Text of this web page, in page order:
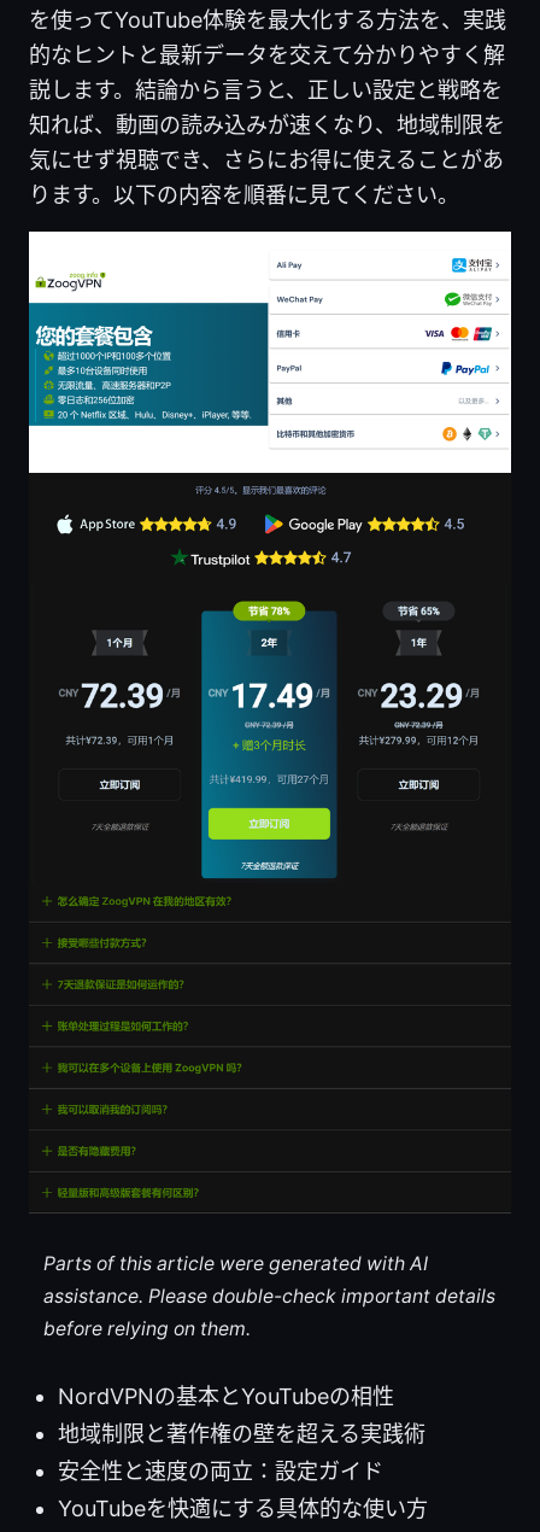
を使ってYouTube体験を最大化する方法を、実践
的なヒントと最新データを交えて分かりやすく解
説します。結論から言うと、正しい設定と戦略を
知れば、動画の読み込みが速くなり、地域制限を
気にせず視聴でき、さらにお得に使えることがあ
ります。以下の内容を順番に見てください。
Parts of this article were generated with AI
assistance. Please double-check important details
before relying on them.
NordVPNの基本とYouTubeの相性
地域制限と著作権の壁を超える実践術
安全性と速度の両立：設定ガイド
YouTubeを快適にする具体的な使い方